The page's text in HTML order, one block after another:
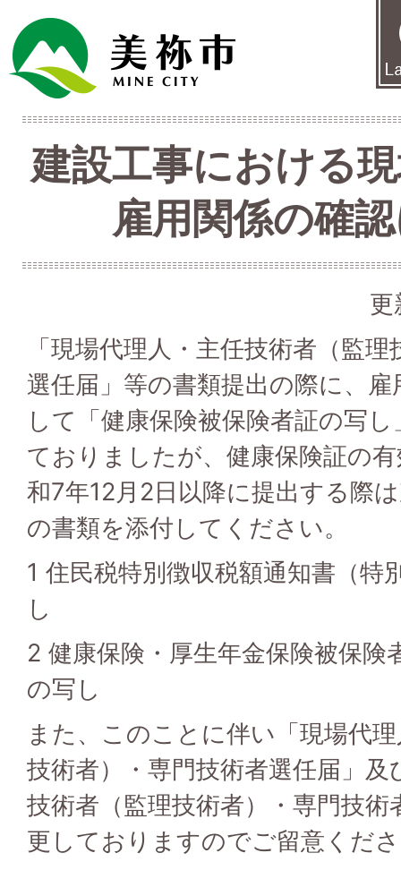
建設工事における
雇用関係の確
更
「現場代理人・主任技術者（監
選任届」等の書類提出の際に、
して「健康保険被保険者証の写
ておりましたが、健康保険証の
和7年12月2日以降に提出する際
の書類を添付してください。
1 住民税特別徴収税額通知書（特
し
2 健康保険・厚生年金保険被保険
の写し
また、このことに伴い「現場代
技術者）・専門技術者選任届」及
技術者（監理技術者）・専門技
更しておりますのでご留意くだ